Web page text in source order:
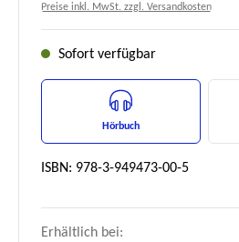
Preise inkl. MwSt. zzgl. Versandkosten
Sofort verfügbar
Hörbuch
ISBN: 978-3-949473-00-5
Erhältlich bei: